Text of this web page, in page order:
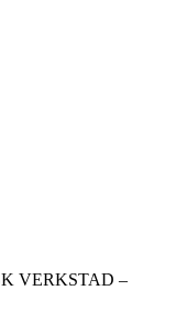
VERKSTAD –